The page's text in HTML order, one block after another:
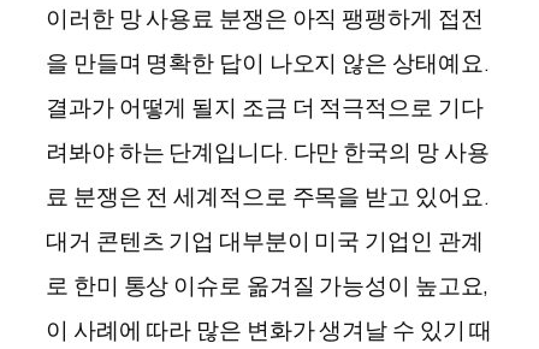
이러한 망 사용료 분쟁은 아직 팽팽하게 접전
을 만들며 명확한 답이 나오지 않은 상태예요.
결과가 어떻게 될지 조금 더 적극적으로 기다
려봐야 하는 단계입니다. 다만 한국의 망 사용
료 분쟁은 전 세계적으로 주목을 받고 있어요.
대거 콘텐츠 기업 대부분이 미국 기업인 관계
로 한미 통상 이슈로 옮겨질 가능성이 높고요,
이 사례에 따라 많은 변화가 생겨날 수 있기 때